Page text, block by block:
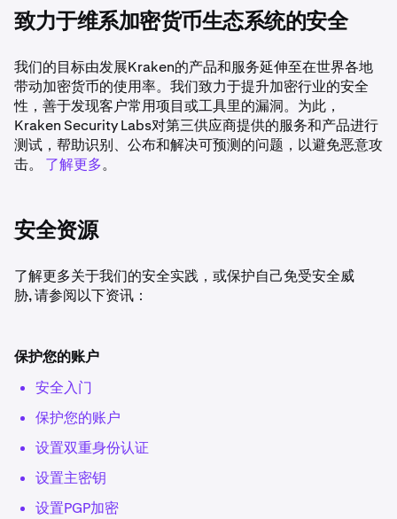
致力于维系加密货币生态系统的安全
我们的目标由发展Kraken的产品和服务延伸至在世界各地
带动加密货币的使用率。我们致力于提升加密行业的安全
性，善于发现客户常用项目或工具里的漏洞。为此，
Kraken Security Labs对第三供应商提供的服务和产品进行
测试，帮助识别、公布和解决可预测的问题，以避免恶意攻
击。 了解更多。
安全资源
了解更多关于我们的安全实践，或保护自己免受安全威
胁, 请参阅以下资讯：
保护您的账户
安全入门
保护您的账户
设置双重身份认证
设置主密钥
设置PGP加密